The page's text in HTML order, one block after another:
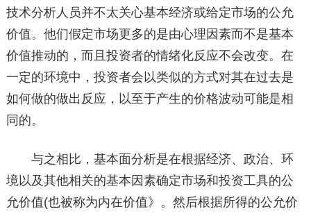
技术分析人员并不太关心基本经济或给定市场的公允
价值。他们假定市场更多的是由心理因素而不是基本
价值推动的，而且投资者的情绪化反应不会改变。在
一定的环境中，投资者会以类似的方式对其在过去是
如何做的做出反应，以至于产生的价格波动可能是相
同的。
与之相比，基本面分析是在根据经济、政治、环
境以及其他相关的基本因素确定市场和投资工具的公
允价值(也被称为内在价值》。然后根据所得的公允价